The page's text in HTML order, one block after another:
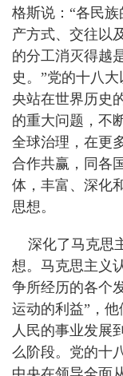
格斯说：“各民
产方式、交往以
的分工消灭得越
史。”党的十八
央站在世界历史
的重大问题，不
全球治理，在更
合作共赢，同各
体，丰富、深化
思想。
深化了马克思
想。马克思主义
争所经历的各个
运动的利益”，
人民的事业发展
么阶段。党的十